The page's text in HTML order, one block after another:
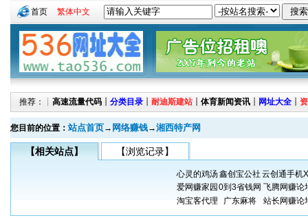
首页 繁体中文
推荐：┊ 高速流量代码 ┊ 分类目录 ┊ 耐迪斯建站 ┊ 体育新闻资讯 ┊ 网址大全 ┊
您目前的位置： 站点首页→ 网络赚钱→湘西特产网
【相关站点】 【浏览记录】
心灵的鸡汤鑫创宝公社云创通手机
爱网赚家园 0到3省钱网 飞腾网赚论
淘宝客代理
广东麻将 站长网赚论